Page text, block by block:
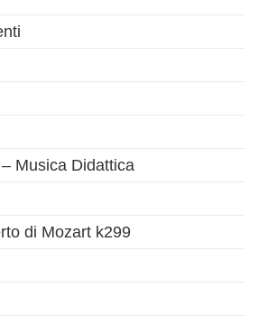
Musica Didattica
di Mozart k299